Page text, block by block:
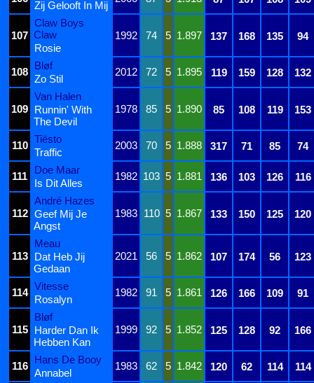
Zij Gelooft In Mij
107
Claw Boys
Claw
1992 74 5 1.897 137 168 135
94
Rosie
108
Bløf
2012 72 5 1.895 119 159 128 132
Zo Stil
109
Van Halen
1978
85 5 1.890 85 108 119 153
Runnin' With
The Devil
110
Tiësto
2003 70 5 1.888 317 71 85 74
Traffic
111
Doe Maar
1982 103 5 1.881 136 103 126 116
Is Dit Alles
112
André Hazes
1983 110 5 1.867 133 150 125 120
Geef Mij Je
Angst
113
Meau
2021
56 5 1.862 107 174 56 123
Dat Heb Jij
Gedaan
114
Vitesse
1982 91 5 1.861 126 166 109 91
Rosalyn
115
Bløf
1999
92 5 1.852 125 128 92 166
Harder Dan Ik
Hebben Kan
116
Hans De Booy
1983 62 5 1.842 120 62 114 114
Annabel